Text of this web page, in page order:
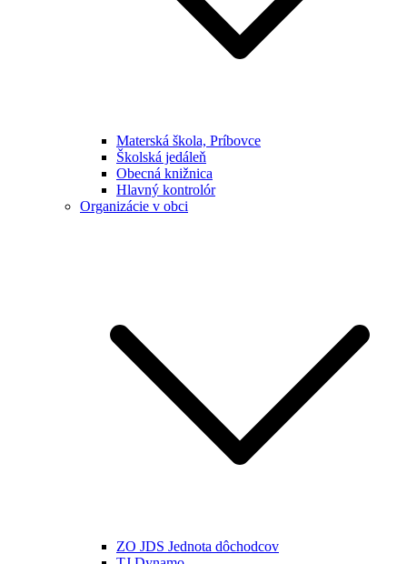
Materská škola, Príbovce
Školská jedáleň
Obecná knižnica
Hlavný kontrolór
Organizácie v obci
ZO JDS Jednota dôchodcov